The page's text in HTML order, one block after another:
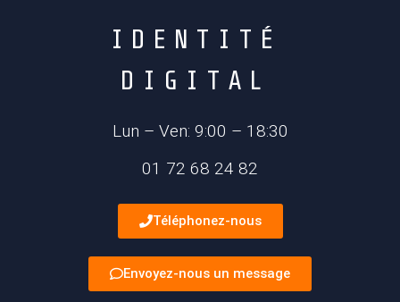
I D E N T I T É
D I G I T A L
Lun – Ven: 9:00 – 18:30
01 72 68 24 82
Téléphonez-nous
Envoyez-nous un message